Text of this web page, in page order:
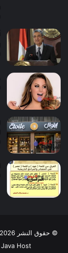
© حقوق النشر 2026، جميع الحقوق محفوظة |
Java Host